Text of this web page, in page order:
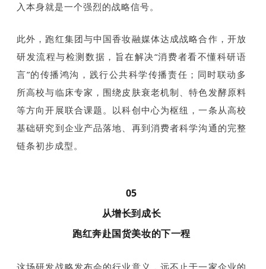
入本身就是一个强烈的战略信号。
此外，跑红集团与中国香妆融媒体达成战略合作，开放
研发流程与检测数据，旨在解决“消费者看不懂科研语
言”的传播鸿沟，践行公共科学传播责任；同时联动多
所高校与临床专家，围绕皮肤衰老机制、特色发酵原料
等方向开展联合课题。以科创中心为枢纽，一条从高校
基础研究到企业产品落地、再到消费者科学沟通的完整
链条初步成型。
05
从增长到成长
跑红奔赴国货美妆的下一程